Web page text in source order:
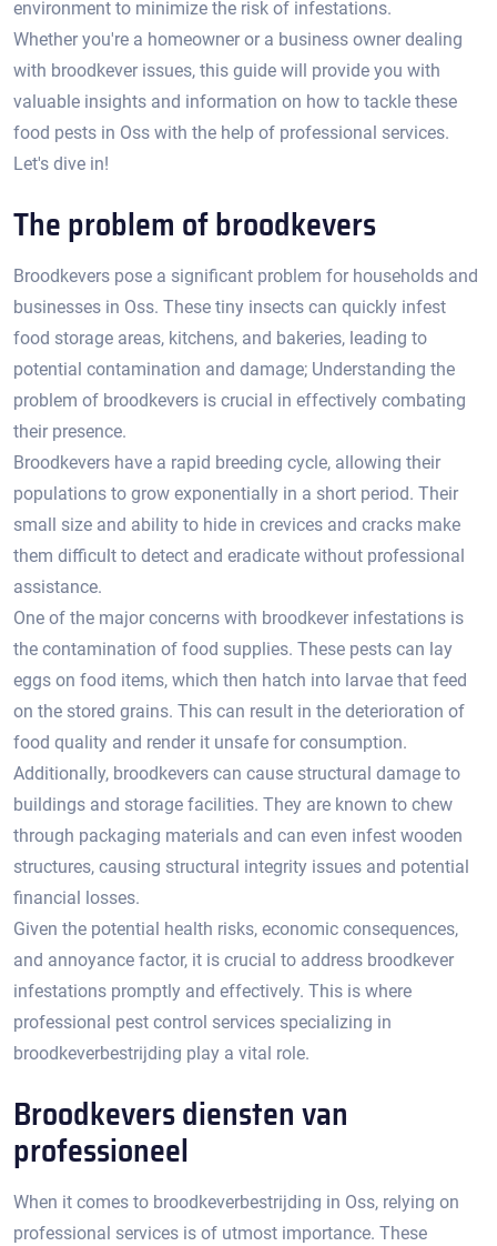
environment to minimize the risk of infestations.​
Whether you're a homeowner or a business owner dealing
with broodkever issues, this guide will provide you with
valuable insights and information on how to tackle these
food pests in Oss with the help of professional services.​
Let's dive in!​
The problem of broodkevers
Broodkevers pose a significant problem for households and
businesses in Oss.​ These tiny insects can quickly infest
food storage areas, kitchens, and bakeries, leading to
potential contamination and damage; Understanding the
problem of broodkevers is crucial in effectively combating
their presence.​
Broodkevers have a rapid breeding cycle, allowing their
populations to grow exponentially in a short period.​ Their
small size and ability to hide in crevices and cracks make
them difficult to detect and eradicate without professional
assistance.​
One of the major concerns with broodkever infestations is
the contamination of food supplies.​ These pests can lay
eggs on food items, which then hatch into larvae that feed
on the stored grains.​ This can result in the deterioration of
food quality and render it unsafe for consumption.​
Additionally, broodkevers can cause structural damage to
buildings and storage facilities.​ They are known to chew
through packaging materials and can even infest wooden
structures, causing structural integrity issues and potential
financial losses.​
Given the potential health risks, economic consequences,
and annoyance factor, it is crucial to address broodkever
infestations promptly and effectively.​ This is where
professional pest control services specializing in
broodkeverbestrijding play a vital role.​
Broodkevers diensten van
professioneel
When it comes to broodkeverbestrijding in Oss, relying on
professional services is of utmost importance.​ These